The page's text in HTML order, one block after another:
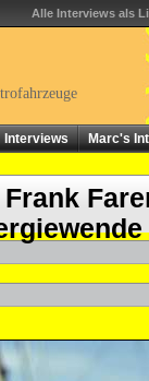
Alle Interviews als
Interviews Marc's